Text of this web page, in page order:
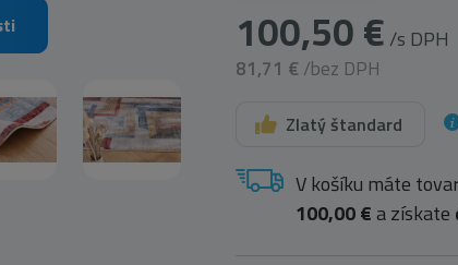
100,50 € /s DPH
81,71 € /bez DPH
Zlatý štandard
V košíku máte
100,00 €a získate